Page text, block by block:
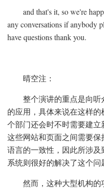
and that's it, so we're
any conversations if anybody
have questions thank you.
晴空注：
整个演讲的重点是向
的应用，具体来说在这样
个部门还会时不时需要建
这些网站和页面之间需要
语言的一致性，因此所涉
系统则很好的解决了这个问
然而，这种大型机构